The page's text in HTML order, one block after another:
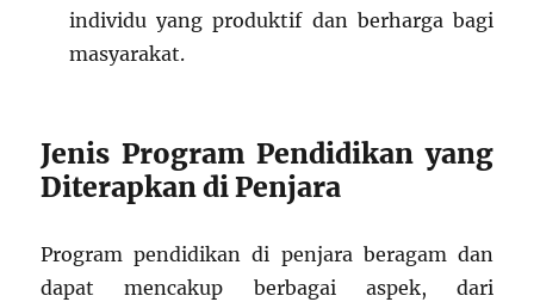
individu yang produktif dan berharga bagi
masyarakat.
Jenis Program Pendidikan yang
Diterapkan di Penjara
Program pendidikan di penjara beragam dan
dapat mencakup berbagai aspek, dari